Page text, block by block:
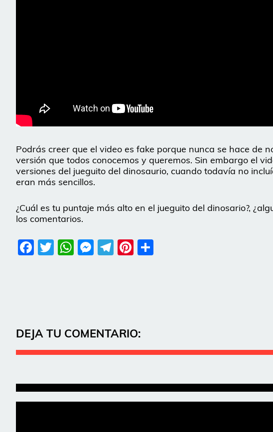
Podrás creer que el video es fake porque nunca se hace de
versión que todos conocemos y queremos. Sin embargo el
versiones del jueguito del dinosaurio, cuando todavía no
eran más sencillos.
¿Cuál es tu puntaje más alto en el jueguito del dinosario?,
los comentarios.
Facebook
Twitter
WhatsApp
Messenger
Telegram
Pinterest
DEJA TU COMENTARIO: